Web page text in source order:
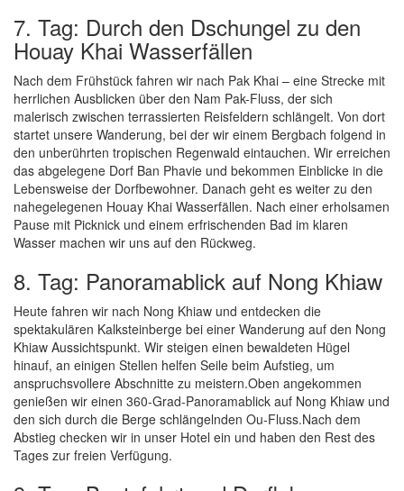
7. Tag: Durch den Dschungel zu den
Houay Khai Wasserfällen
Nach dem Frühstück fahren wir nach Pak Khai – eine Strecke mit
herrlichen Ausblicken über den Nam Pak-Fluss, der sich
malerisch zwischen terrassierten Reisfeldern schlängelt. Von dort
startet unsere Wanderung, bei der wir einem Bergbach folgend in
den unberührten tropischen Regenwald eintauchen. Wir erreichen
das abgelegene Dorf Ban Phavie und bekommen Einblicke in die
Lebensweise der Dorfbewohner. Danach geht es weiter zu den
nahegelegenen Houay Khai Wasserfällen. Nach einer erholsamen
Pause mit Picknick und einem erfrischenden Bad im klaren
Wasser machen wir uns auf den Rückweg.
8. Tag: Panoramablick auf Nong Khiaw
Heute fahren wir nach Nong Khiaw und entdecken die
spektakulären Kalksteinberge bei einer Wanderung auf den Nong
Khiaw Aussichtspunkt. Wir steigen einen bewaldeten Hügel
hinauf, an einigen Stellen helfen Seile beim Aufstieg, um
anspruchsvollere Abschnitte zu meistern.Oben angekommen
genießen wir einen 360-Grad-Panoramablick auf Nong Khiaw und
den sich durch die Berge schlängelnden Ou-Fluss.Nach dem
Abstieg checken wir in unser Hotel ein und haben den Rest des
Tages zur freien Verfügung.